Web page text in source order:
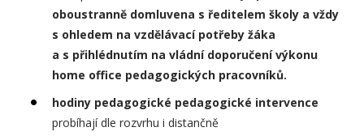
oboustranně domluvena s ředitelem školy a vždy
s ohledem na vzdělávací potřeby žáka
a s přihlédnutím na vládní doporučení výkonu
home office pedagogických pracovníků.
hodiny pedagogické pedagogické intervence
probíhají dle rozvrhu i distančně